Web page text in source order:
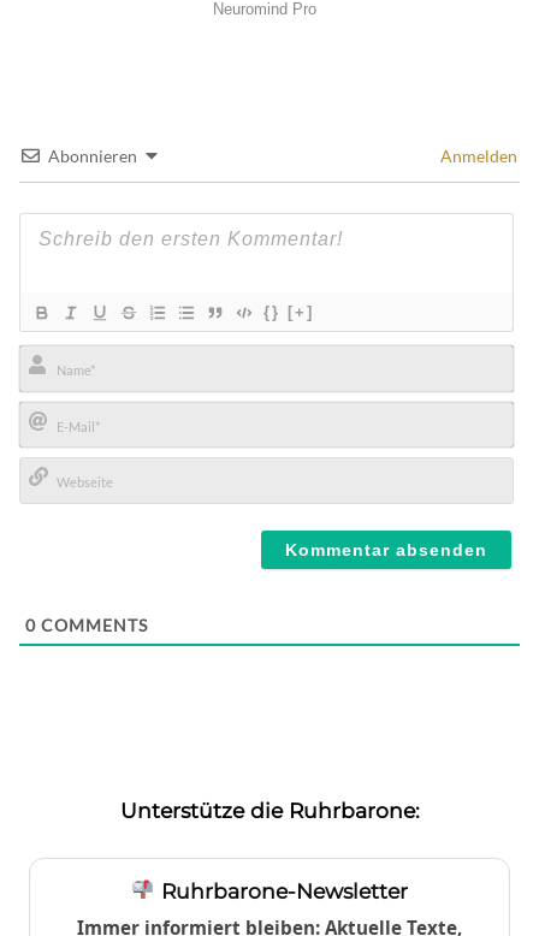
Abonnieren Anmelden
{} [+]
Name*
E-
Mail*
0 COMMENTS
Unterstütze die Ruhrbarone:
Ruhrbarone-Newsletter
Immer informiert bleiben: Aktuelle Texte,